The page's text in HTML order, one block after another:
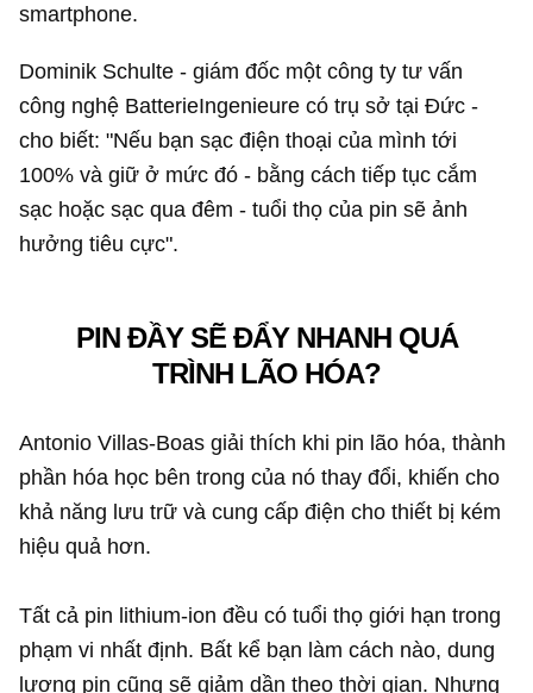
smartphone.
Dominik Schulte - giám đốc một công ty tư vấn
công nghệ BatterieIngenieure có trụ sở tại Đức -
cho biết: "Nếu bạn sạc điện thoại của mình tới
100% và giữ ở mức đó - bằng cách tiếp tục cắm
sạc hoặc sạc qua đêm - tuổi thọ của pin sẽ ảnh
hưởng tiêu cực".
PIN ĐẦY SẼ ĐẨY NHANH QUÁ
TRÌNH LÃO HÓA?
Antonio Villas-Boas giải thích khi pin lão hóa, thành
phần hóa học bên trong của nó thay đổi, khiến cho
khả năng lưu trữ và cung cấp điện cho thiết bị kém
hiệu quả hơn.
Tất cả pin lithium-ion đều có tuổi thọ giới hạn trong
phạm vi nhất định. Bất kể bạn làm cách nào, dung
lượng pin cũng sẽ giảm dần theo thời gian. Nhưng